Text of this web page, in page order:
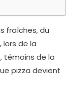
fraîches, du
de la
témoins de la
pizza devient